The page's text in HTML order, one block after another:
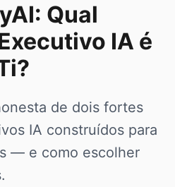
Qual
IA é
de dois fortes
IA construídos para
— e como escolher